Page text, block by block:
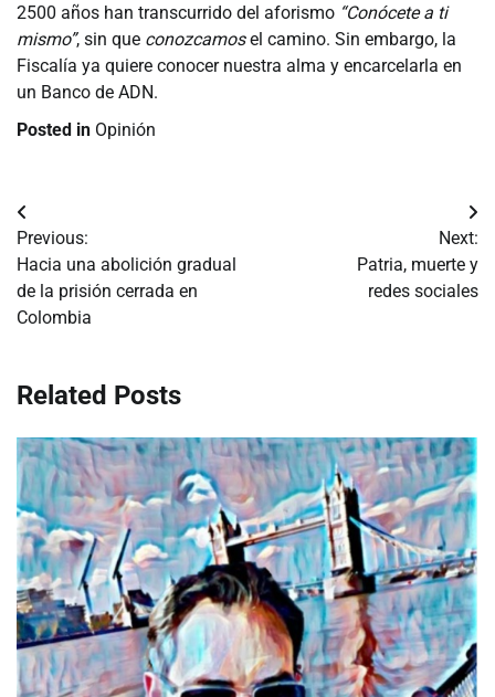
2500 años han transcurrido del aforismo “Conócete a ti
mismo”, sin que conozcamosel camino. Sin embargo, la
Fiscalía ya quiere conocer nuestra alma y encarcelarla en
un Banco de ADN.
Posted in Opinión
Navegación
de
entradas
Previous:
Hacia una abolición gradual
de la prisión cerrada en
Colombia
Next:
Patria, muerte y
redes sociales
Related Posts